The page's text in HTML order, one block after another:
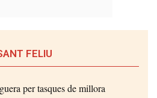
FELIU
per tasques de millora